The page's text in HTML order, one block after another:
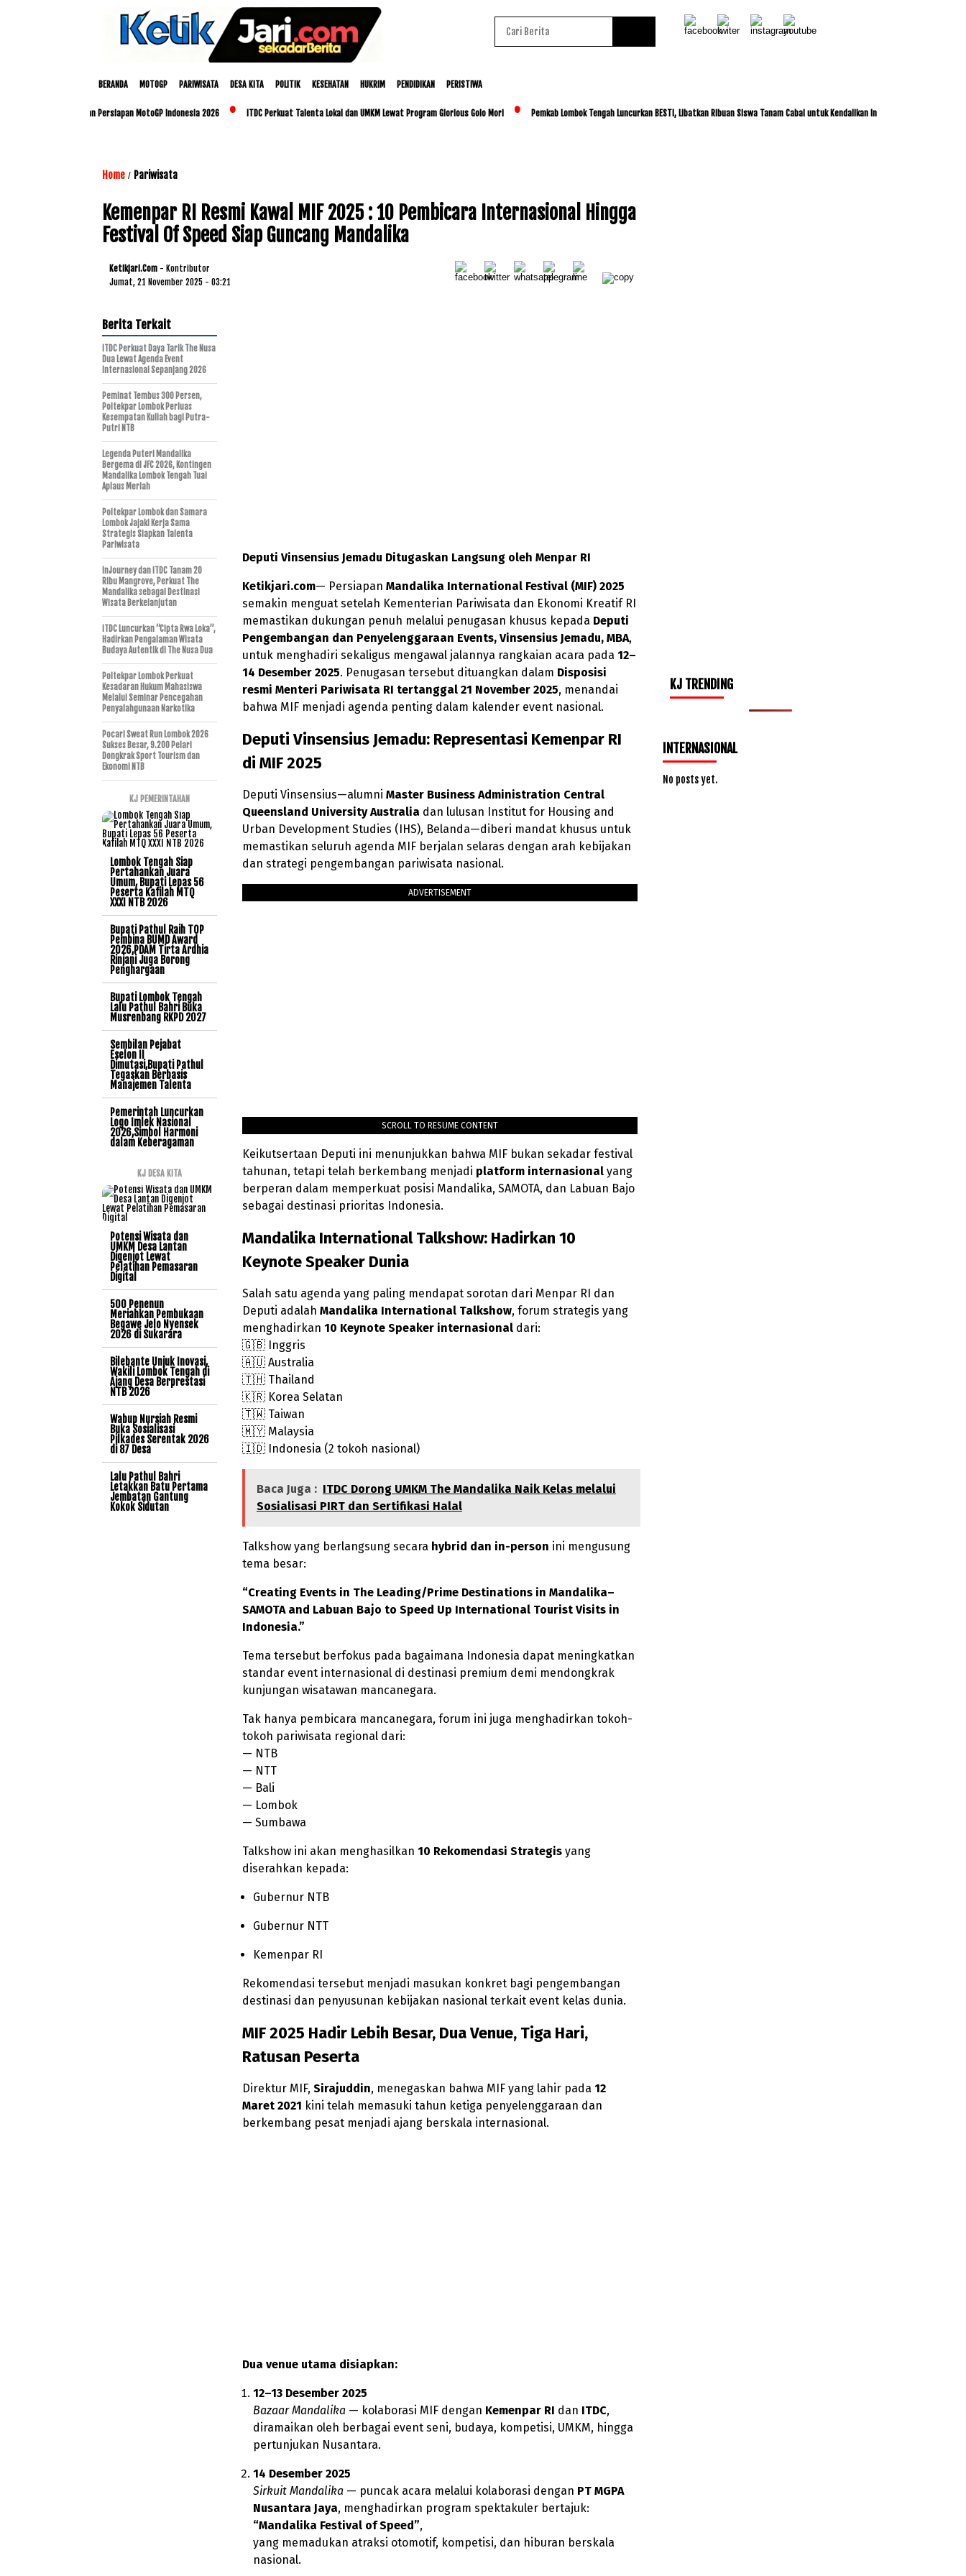
BERANDA MOTOGP PARIWISATA DESA KITA POLITIK KESEHATAN HUKRIM PENDIDIKAN PERISTIWA
NTB Matangkan Persiapan MotoGP Indonesia 2026 ITDC Perkuat Talenta Lokal dan UMKM Lewat Program Glorious Golo Mori Pemkab Lombok Tengah Luncurkan BESTI, Libatkan Ribuan Siswa Tanam Cabai untuk Kendalikan Inflasi
Home / Pariwisata
Kemenpar RI Resmi Kawal MIF 2025 : 10 Pembicara Internasional Hingga
Festival Of Speed Siap Guncang Mandalika
Ketikjari.com - Kontributor
Jumat, 21 November 2025 - 03:21
Deputi Vinsensius Jemadu Ditugaskan Langsung oleh Menpar RI
Ketikjari.com— Persiapan Mandalika International Festival (MIF) 2025
semakin menguat setelah Kementerian Pariwisata dan Ekonomi Kreatif RI
memastikan dukungan penuh melalui penugasan khusus kepada Deputi
Pengembangan dan Penyelenggaraan Events, Vinsensius Jemadu, MBA,
untuk menghadiri sekaligus mengawal jalannya rangkaian acara pada 12–
14 Desember 2025. Penugasan tersebut dituangkan dalam Disposisi
resmi Menteri Pariwisata RI tertanggal 21 November 2025, menandai
bahwa MIF menjadi agenda penting dalam kalender event nasional.
Deputi Vinsensius Jemadu: Representasi Kemenpar RI
di MIF 2025
Deputi Vinsensius—alumni Master Business Administration Central
Queensland University Australia dan lulusan Institut for Housing and
Urban Development Studies (IHS), Belanda—diberi mandat khusus untuk
memastikan seluruh agenda MIF berjalan selaras dengan arah kebijakan
dan strategi pengembangan pariwisata nasional.
ADVERTISEMENT
SCROLL TO RESUME CONTENT
Keikutsertaan Deputi ini menunjukkan bahwa MIF bukan sekadar festival
tahunan, tetapi telah berkembang menjadi platform internasional yang
berperan dalam memperkuat posisi Mandalika, SAMOTA, dan Labuan Bajo
sebagai destinasi prioritas Indonesia.
Mandalika International Talkshow: Hadirkan 10
Keynote Speaker Dunia
Salah satu agenda yang paling mendapat sorotan dari Menpar RI dan
Deputi adalah Mandalika International Talkshow, forum strategis yang
menghadirkan 10 Keynote Speaker internasional dari:
🇬🇧 Inggris
🇦🇺 Australia
🇹🇭 Thailand
🇰🇷 Korea Selatan
🇹🇼 Taiwan
🇲🇾 Malaysia
🇮🇩 Indonesia (2 tokoh nasional)
Baca Juga : ITDC Dorong UMKM The Mandalika Naik Kelas melalui
Sosialisasi PIRT dan Sertifikasi Halal
Talkshow yang berlangsung secara hybrid dan in-person ini mengusung
tema besar:
“Creating Events in The Leading/Prime Destinations in Mandalika–
SAMOTA and Labuan Bajo to Speed Up International Tourist Visits in
Indonesia.”
Tema tersebut berfokus pada bagaimana Indonesia dapat meningkatkan
standar event internasional di destinasi premium demi mendongkrak
kunjungan wisatawan mancanegara.
Tak hanya pembicara mancanegara, forum ini juga menghadirkan tokoh-
tokoh pariwisata regional dari:
— NTB
— NTT
— Bali
— Lombok
— Sumbawa
Talkshow ini akan menghasilkan 10 Rekomendasi Strategis yang
diserahkan kepada:
Gubernur NTB
Gubernur NTT
Kemenpar RI
Rekomendasi tersebut menjadi masukan konkret bagi pengembangan
destinasi dan penyusunan kebijakan nasional terkait event kelas dunia.
MIF 2025 Hadir Lebih Besar, Dua Venue, Tiga Hari,
Ratusan Peserta
Direktur MIF, Sirajuddin, menegaskan bahwa MIF yang lahir pada 12
Maret 2021 kini telah memasuki tahun ketiga penyelenggaraan dan
berkembang pesat menjadi ajang berskala internasional.
Dua venue utama disiapkan:
12–13 Desember 2025
Bazaar Mandalika — kolaborasi MIF dengan Kemenpar RI dan ITDC,
diramaikan oleh berbagai event seni, budaya, kompetisi, UMKM, hingga
pertunjukan Nusantara.
14 Desember 2025
Sirkuit Mandalika — puncak acara melalui kolaborasi dengan PT MGPA
Nusantara Jaya, menghadirkan program spektakuler bertajuk:
“Mandalika Festival of Speed”,
yang memadukan atraksi otomotif, kompetisi, dan hiburan berskala
nasional.
Berita Terkait
ITDC Perkuat Daya Tarik The Nusa
Dua Lewat Agenda Event
Internasional Sepanjang 2026
Peminat Tembus 300 Persen,
Poltekpar Lombok Perluas
Kesempatan Kuliah bagi Putra-
Putri NTB
Legenda Puteri Mandalika
Bergema di JFC 2026, Kontingen
Mandalika Lombok Tengah Tuai
Aplaus Meriah
Poltekpar Lombok dan Samara
Lombok Jajaki Kerja Sama
Strategis Siapkan Talenta
Pariwisata
InJourney dan ITDC Tanam 20
Ribu Mangrove, Perkuat The
Mandalika sebagai Destinasi
Wisata Berkelanjutan
ITDC Luncurkan “Cipta Rwa Loka”,
Hadirkan Pengalaman Wisata
Budaya Autentik di The Nusa Dua
Poltekpar Lombok Perkuat
Kesadaran Hukum Mahasiswa
Melalui Seminar Pencegahan
Penyalahgunaan Narkotika
Pocari Sweat Run Lombok 2026
Sukses Besar, 9.200 Pelari
Dongkrak Sport Tourism dan
Ekonomi NTB
KJ PEMERINTAHAN
Lombok Tengah Siap
Pertahankan Juara
Umum, Bupati Lepas 56
Peserta Kafilah MTQ
XXXI NTB 2026
Bupati Pathul Raih TOP
Pembina BUMD Award
2026,PDAM Tirta Ardhia
Rinjani Juga Borong
Penghargaan
Bupati Lombok Tengah
Lalu Pathul Bahri Buka
Musrenbang RKPD 2027
Sembilan Pejabat
Eselon II
Dimutasi,Bupati Pathul
Tegaskan Berbasis
Manajemen Talenta
Pemerintah Luncurkan
Logo Imlek Nasional
2026,Simbol Harmoni
dalam Keberagaman
KJ DESA KITA
Potensi Wisata dan
UMKM Desa Lantan
Digenjot Lewat
Pelatihan Pemasaran
Digital
500 Penenun
Meriahkan Pembukaan
Begawe Jelo Nyensek
2026 di Sukarara
Bilebante Unjuk Inovasi,
Wakili Lombok Tengah di
Ajang Desa Berprestasi
NTB 2026
Wabup Nursiah Resmi
Buka Sosialisasi
Pilkades Serentak 2026
di 87 Desa
Lalu Pathul Bahri
Letakkan Batu Pertama
Jembatan Gantung
Kokok Sidutan
KJ TRENDING
INTERNASIONAL
No posts yet.